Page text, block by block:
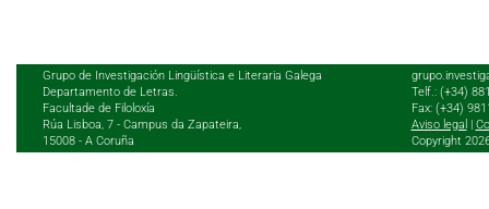
Grupo de Investigación Lingüística e Literaria Galega
Departamento de Letras.
Facultade de Filoloxía
Rúa Lisboa, 7 - Campus da Zapateira,
15008 - A Coruña
Telf.: (+34)
Fax: (+34)
Aviso legal
Copyright